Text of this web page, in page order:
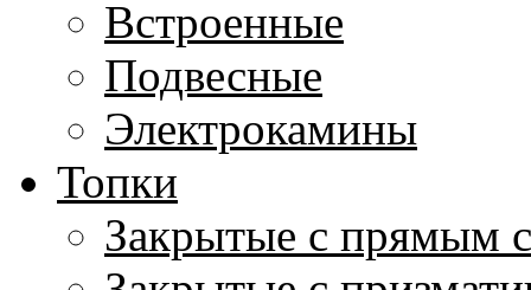
Встроенные
Подвесные
Электрокамины
Топки
Закрытые с прямым